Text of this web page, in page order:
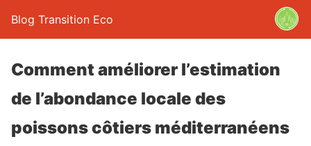
Blog Transition Eco
Comment améliorer l’estimation
de l’abondance locale des
poissons côtiers méditerranéens